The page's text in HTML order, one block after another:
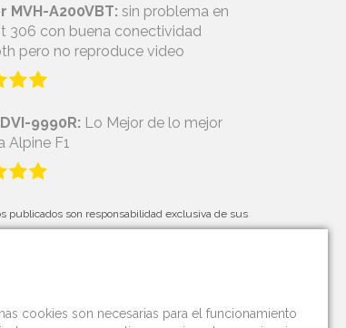
MVH-A200VBT: sin problema en
306 con buena conectividad
pero no reproduce video
9990R: Lo Mejor de lo mejor
Alpine F1
publicados son responsabilidad exclusiva de sus
cookies son necesarias para el funcionamiento